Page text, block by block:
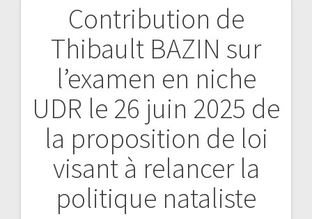
Contribution de
Thibault BAZIN sur
l’examen en niche
UDR le 26 juin 2025 de
la proposition de loi
visant à relancer la
politique nataliste